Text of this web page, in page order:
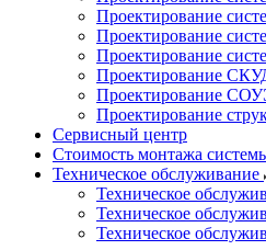
Проектирование
Проектирование
Проектирование
Проектирование
Проектирование
Проектирование
Сервисный центр
Стоимость монтажа
Техническое обслуживание
Техническое
Техническое
Техническое